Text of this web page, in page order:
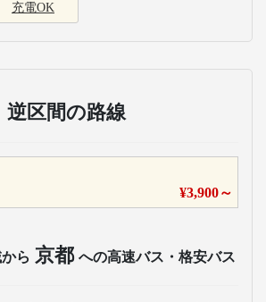
充電OK
逆区間の路線
¥3,900～
ら 京都 への高速バス・格安バス